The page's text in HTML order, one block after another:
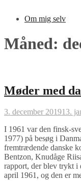
Om mig selv
Måned:
Møder med
3. december 201913.
I 1961 var den finsk-
1977) på besøg i
fremtrædende danske
Bentzon, Knudåge
rapport, der blev trykt i
april 1961, og den er